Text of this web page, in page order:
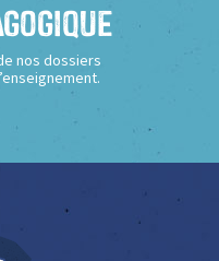
nos dossiers